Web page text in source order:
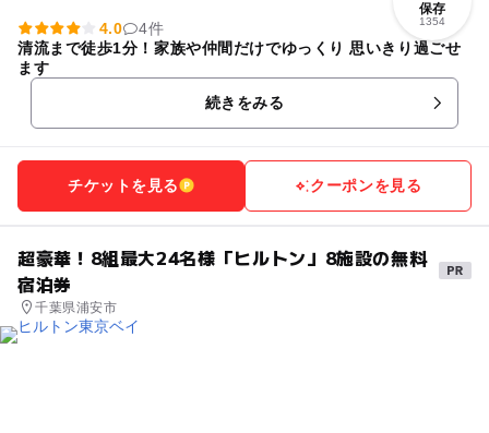
保存
1354
4.0
4件
清流まで徒歩1分！家族や仲間だけでゆっくり 思いきり過ごせ
ます
続きをみる
チケットを見る クーポンを見る
超豪華！8組最大24名様「ヒルトン」8施設の無料
宿泊券
千葉県浦安市